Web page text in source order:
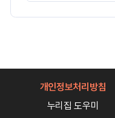
만
가
개인정보처리방침
누리집 도우미